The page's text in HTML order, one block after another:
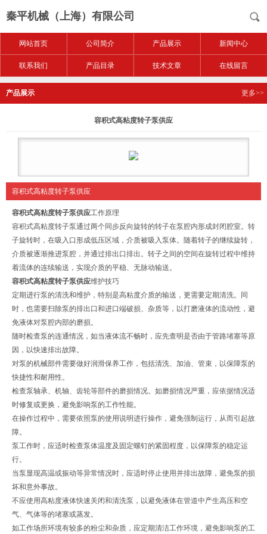
秦平机械（上海）有限公司
网站首页 公司简介 产品展示 新闻中心
联系我们 产品目录 技术文章 在线留言
产品展示 更多>>
容积式高粘度转子泵供应
容积式高粘度转子泵供应
容积式高粘度转子泵供应工作原理
容积式高粘度转子泵通过两个同步反向旋转的转子在泵腔内形成封闭腔室。转
子旋转时，在吸入口形成低压区域，介质被吸入泵体。随着转子的继续旋转，
介质被逐渐推进泵腔，并通过排出口排出。转子之间的空间在旋转过程中维持
着流体的连续输送，实现介质的平稳、无脉动输送。
容积式高粘度转子泵供应维护技巧
定期进行泵的清洗和维护，特别是高粘度介质的输送，更需要定期清洗。同
时，也需要扫除泵的排出口和进口端破损、杂质等，以打磨液体的流动性，避
免液体对泵腔内部的磨损。
随时检查泵的连通情况，如当液体流不畅时，应先查明是否由于管路堵塞等原
因，以快速排出故障。
对泵的机械部件需要做好润滑保养工作，包括清洗、加油、管束，以保障泵的
快捷性和耐用性。
检查泵轴承、机轴、齿轮等部件的磨损情况。如磨损情况严重，应依据情况适
时修复或更换，避免影响泵的工作性能。
在操作过程中，需要依照泵的使用说明进行操作，避免强制运行，从而引起故
障。
泵工作时，应适时检查泵体温度及固定螺钉的紧固程度，以保障泵的稳定运
行。
当泵显现高温或振动等异常情况时，应适时停止使用并排出故障，避免泵的损
坏和意外事故。
不应使用高粘度液体快速关闭和清洗泵，以避免液体在管道中产生高压和空
气、气体等的堵塞或蒸发。
如工作场所环境有较多的粉尘和杂质，应定期清洁工作环境，避免影响泵的工